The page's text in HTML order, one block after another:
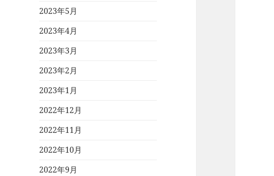
2023年5月
2023年4月
2023年3月
2023年2月
2023年1月
2022年12月
2022年11月
2022年10月
2022年9月